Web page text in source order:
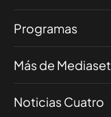
Programas
Más de Mediaset
Noticias Cuatro